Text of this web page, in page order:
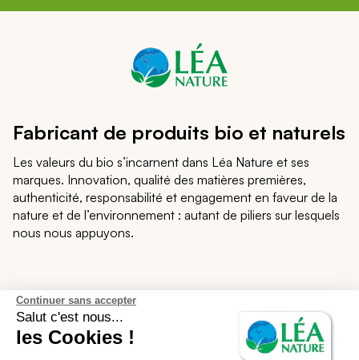
Fabricant de produits bio et naturels
Les valeurs du bio s’incarnent dans Léa Nature et ses
marques. Innovation, qualité des matières premières,
authenticité, responsabilité et engagement en faveur de la
nature et de l’environnement : autant de piliers sur lesquels
nous nous appuyons.
Léa Nature
Notre écosystème
Continuer sans accepter
Salut c'est nous...
les Cookies !